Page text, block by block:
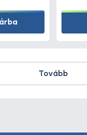
Tovább